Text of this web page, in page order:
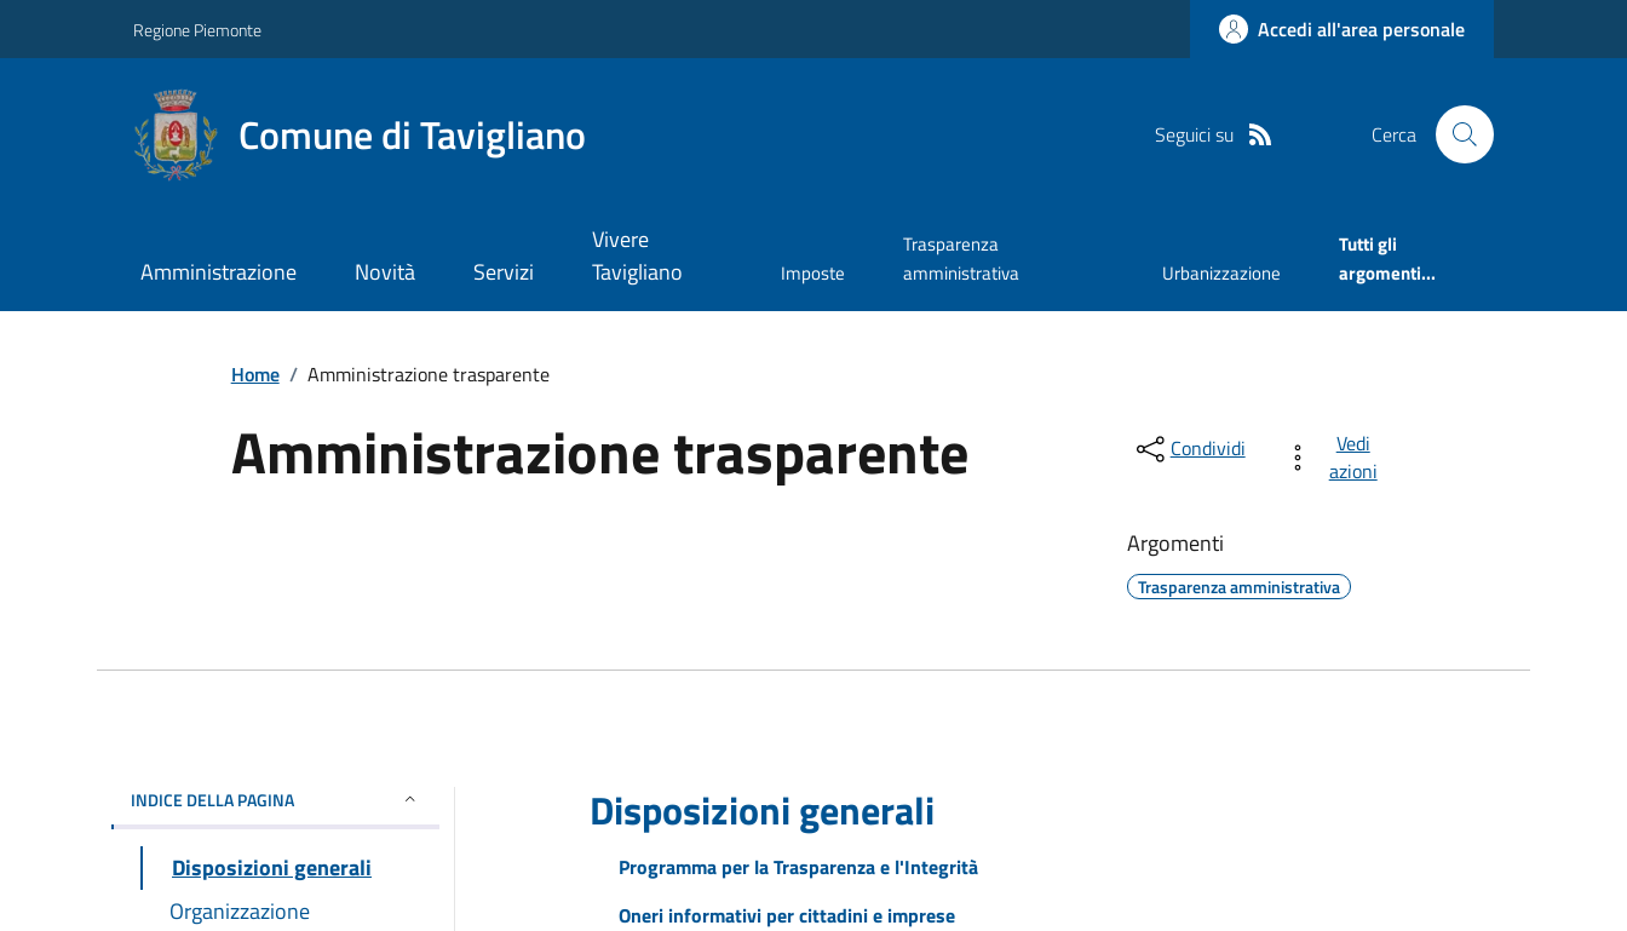
Regione Piemonte Accedi all'area personale
Comune di Tavigliano Seguici su Cerca
Amministrazione Novità Servizi
Vivere
Tavigliano
Imposte
Trasparenza
amministrativa
Urbanizzazione
Tutti gli
argomenti...
Home / Amministrazione trasparente
Amministrazione trasparente Condividi
Vedi
azioni
Argomenti
Trasparenza amministrativa
INDICE DELLA PAGINA
Disposizioni generali
Organizzazione
Disposizioni generali
Programma per la Trasparenza e l'Integrità
Oneri informativi per cittadini e imprese